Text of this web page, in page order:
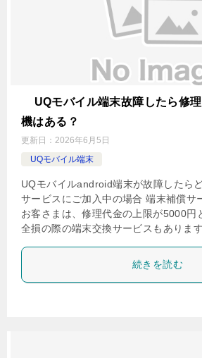
UQモバイル端末故障したら修
機はある？
更新日： 2026年6月5日
UQモバイル端末
UQモバイルandroid端末が故障したら
サービスにご加入中の場合 端末補償サ
お客さまは、修理代金の上限が5000円
全損の際の端末交換サービスもありま
続きを読む